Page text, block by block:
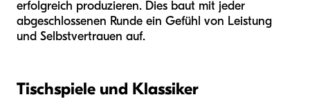
erfolgreich produzieren. Dies baut mit jeder
abgeschlossenen Runde ein Gefühl von Leistung
und Selbstvertrauen auf.
Tischspiele und Klassiker